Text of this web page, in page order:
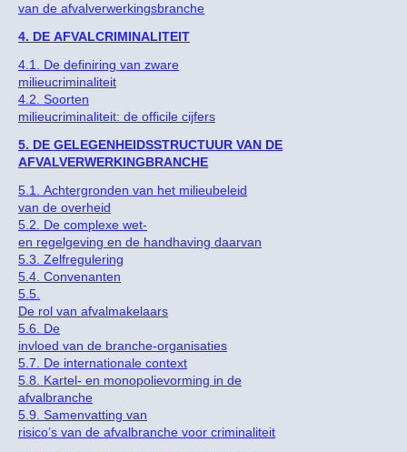
van de afvalverwerkingsbranche
4. DE AFVALCRIMINALITEIT
4.1. De definiring van zware
milieucriminaliteit
4.2. Soorten
milieucriminaliteit: de officile cijfers
5. DE GELEGENHEIDSSTRUCTUUR VAN DE
AFVALVERWERKINGBRANCHE
5.1. Achtergronden van het milieubeleid
van de overheid
5.2. De complexe wet-
en regelgeving en de handhaving daarvan
5.3. Zelfregulering
5.4. Convenanten
5.5.
De rol van afvalmakelaars
5.6. De
invloed van de branche-organisaties
5.7. De internationale context
5.8. Kartel- en monopolievorming in de
afvalbranche
5.9. Samenvatting van
risico’s van de afvalbranche voor criminaliteit